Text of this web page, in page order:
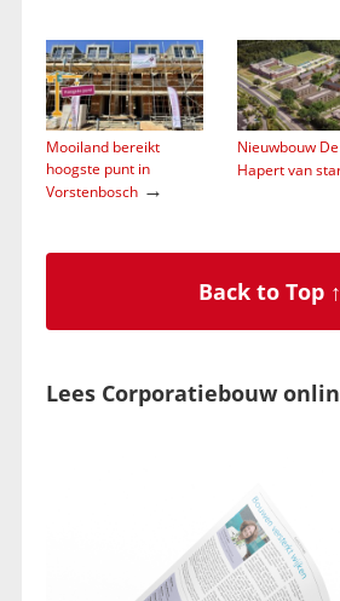
Mooiland bereikt
hoogste punt in
Vorstenbosch→
Nieuwbouw
Hapert van
Back to Top ↑
Lees Corporatiebouw